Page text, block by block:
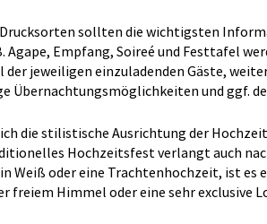
sollten die wichtigsten
Agape, Empfang, Soireé und Festtafel
der jeweiligen einzuladenden Gäste,
Übernachtungsmöglichkeiten und ggf.
die stilistische Ausrichtung der
Hochzeitsfest verlangt auch
Weiß oder eine Trachtenhochzeit, ist es
freiem Himmel oder eine sehr exclusive